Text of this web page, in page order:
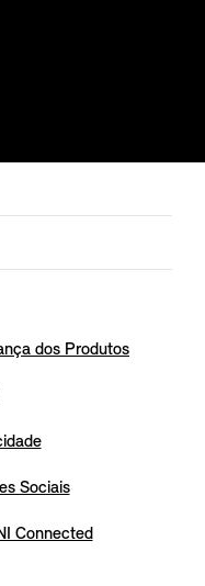
dos Produtos
Sociais
Connected